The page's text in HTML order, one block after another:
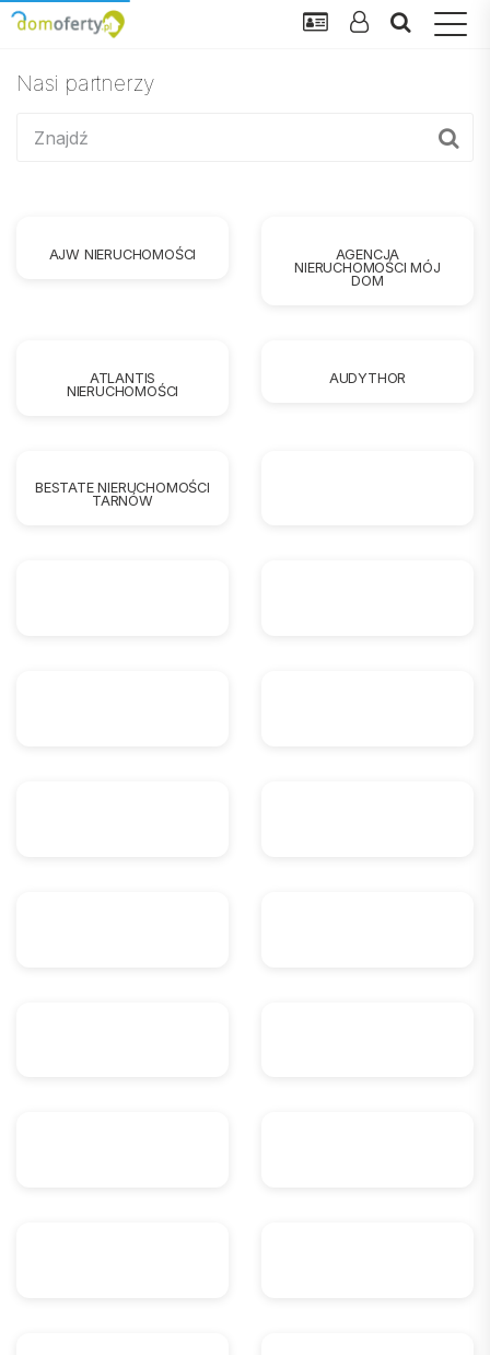
Nasi partnerzy
AJW NIERUCHOMOŚCI
AGENCJA
NIERUCHOMOŚCI MÓJ
DOM
ATLANTIS
NIERUCHOMOŚCI
AUDYTHOR
BESTATE NIERUCHOMOŚCI
TARNÓW